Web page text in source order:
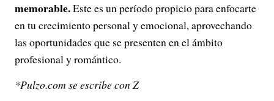
memorable.Este es un período propicio para enfocarte
en tu crecimiento personal y emocional, aprovechando
las oportunidades que se presenten en el ámbito
profesional y romántico.
*Pulzo.com se escribe con Z